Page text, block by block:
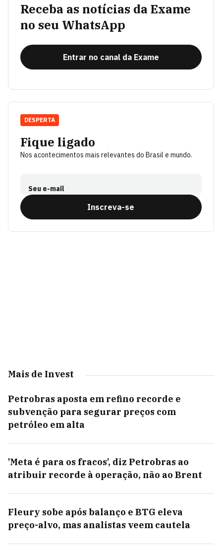
Receba as notícias da Exame
no seu WhatsApp
Entrar no canal da Exame
Fique ligado
Nos acontecimentos mais relevantes do Brasil e mundo.
Seu e-mail
Inscreva-se
DESPERTA
Mais de Invest
Petrobras aposta em refino recorde e
subvenção para segurar preços com
petróleo em alta
'Meta é para os fracos', diz Petrobras ao
atribuir recorde à operação, não ao Brent
Fleury sobe após balanço e BTG eleva
preço-alvo, mas analistas veem cautela